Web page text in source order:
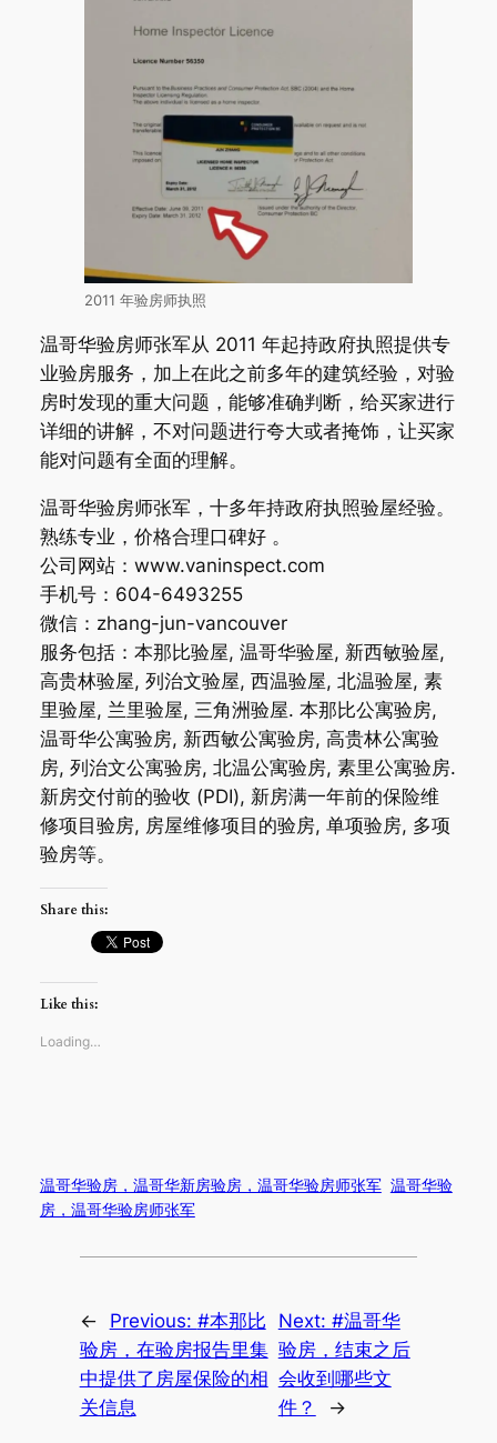
2011 年验房师执照
温哥华验房师张军从 2011 年起持政府执照提供专
业验房服务，加上在此之前多年的建筑经验，对验
房时发现的重大问题，能够准确判断，给买家进行
详细的讲解，不对问题进行夸大或者掩饰，让买家
能对问题有全面的理解。
温哥华验房师张军，十多年持政府执照验屋经验。
熟练专业，价格合理口碑好 。
公司网站：www.vaninspect.com
手机号：604-6493255
微信：zhang-jun-vancouver
服务包括：本那比验屋, 温哥华验屋, 新西敏验屋,
高贵林验屋, 列治文验屋, 西温验屋, 北温验屋, 素
里验屋, 兰里验屋, 三角洲验屋. 本那比公寓验房,
温哥华公寓验房, 新西敏公寓验房, 高贵林公寓验
房, 列治文公寓验房, 北温公寓验房, 素里公寓验房.
新房交付前的验收 (PDI), 新房满一年前的保险维
修项目验房, 房屋维修项目的验房, 单项验房, 多项
验房等。
Share this:
Like this:
Loading…
温哥华验房，温哥华新房验房，温哥华验房师张军 温哥华验
房，温哥华验房师张军
← Previous: #本那比
验房，在验房报告里集
中提供了房屋保险的相
关信息
Next: #温哥华
验房，结束之后
会收到哪些文
件？
→